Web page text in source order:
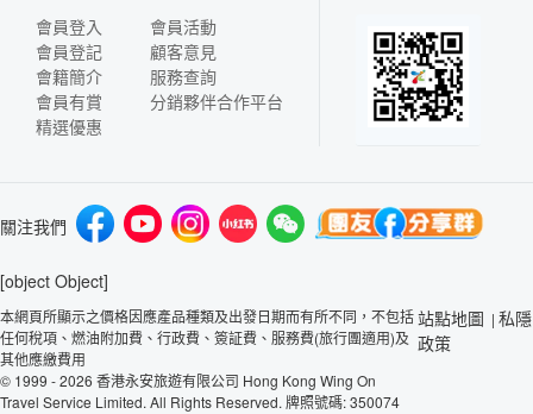
會員登入
會員登記
會籍簡介
會員有賞
精選優惠
會員活動
顧客意見
服務查詢
分銷夥伴合作平台
關注我們
[object Object]
本網頁所顯示之價格因應產品種類及出發日期而有所不同，不包括
任何稅項、燃油附加費、行政費、簽証費、服務費(旅行團適用)及
其他應繳費用
© 1999 - 2026 香港永安旅遊有限公司 Hong Kong Wing On
Travel Service Limited. All Rights Reserved. 牌照號碼: 350074
站點地圖 | 私隱
政策